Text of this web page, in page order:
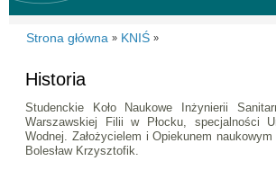
Strona główna » KNIŚ »
Historia
Studenckie Koło Naukowe Inżynierii
Warszawskiej Filii w Płocku, specjalności
Wodnej. Założycielem i Opiekunem
Bolesław Krzysztofik.